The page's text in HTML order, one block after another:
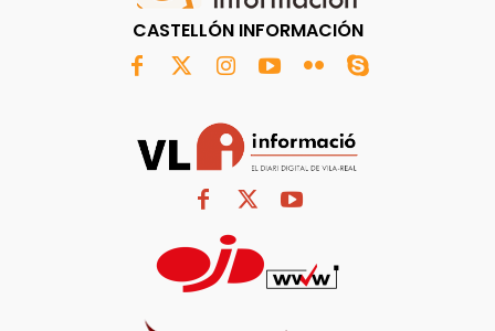
CASTELLÓN INFORMACIÓN